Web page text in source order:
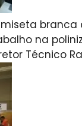
na
Técnico